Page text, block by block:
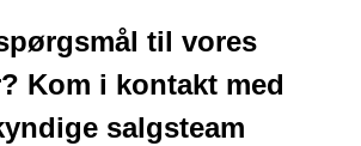
til vores
Kom i kontakt med
salgsteam